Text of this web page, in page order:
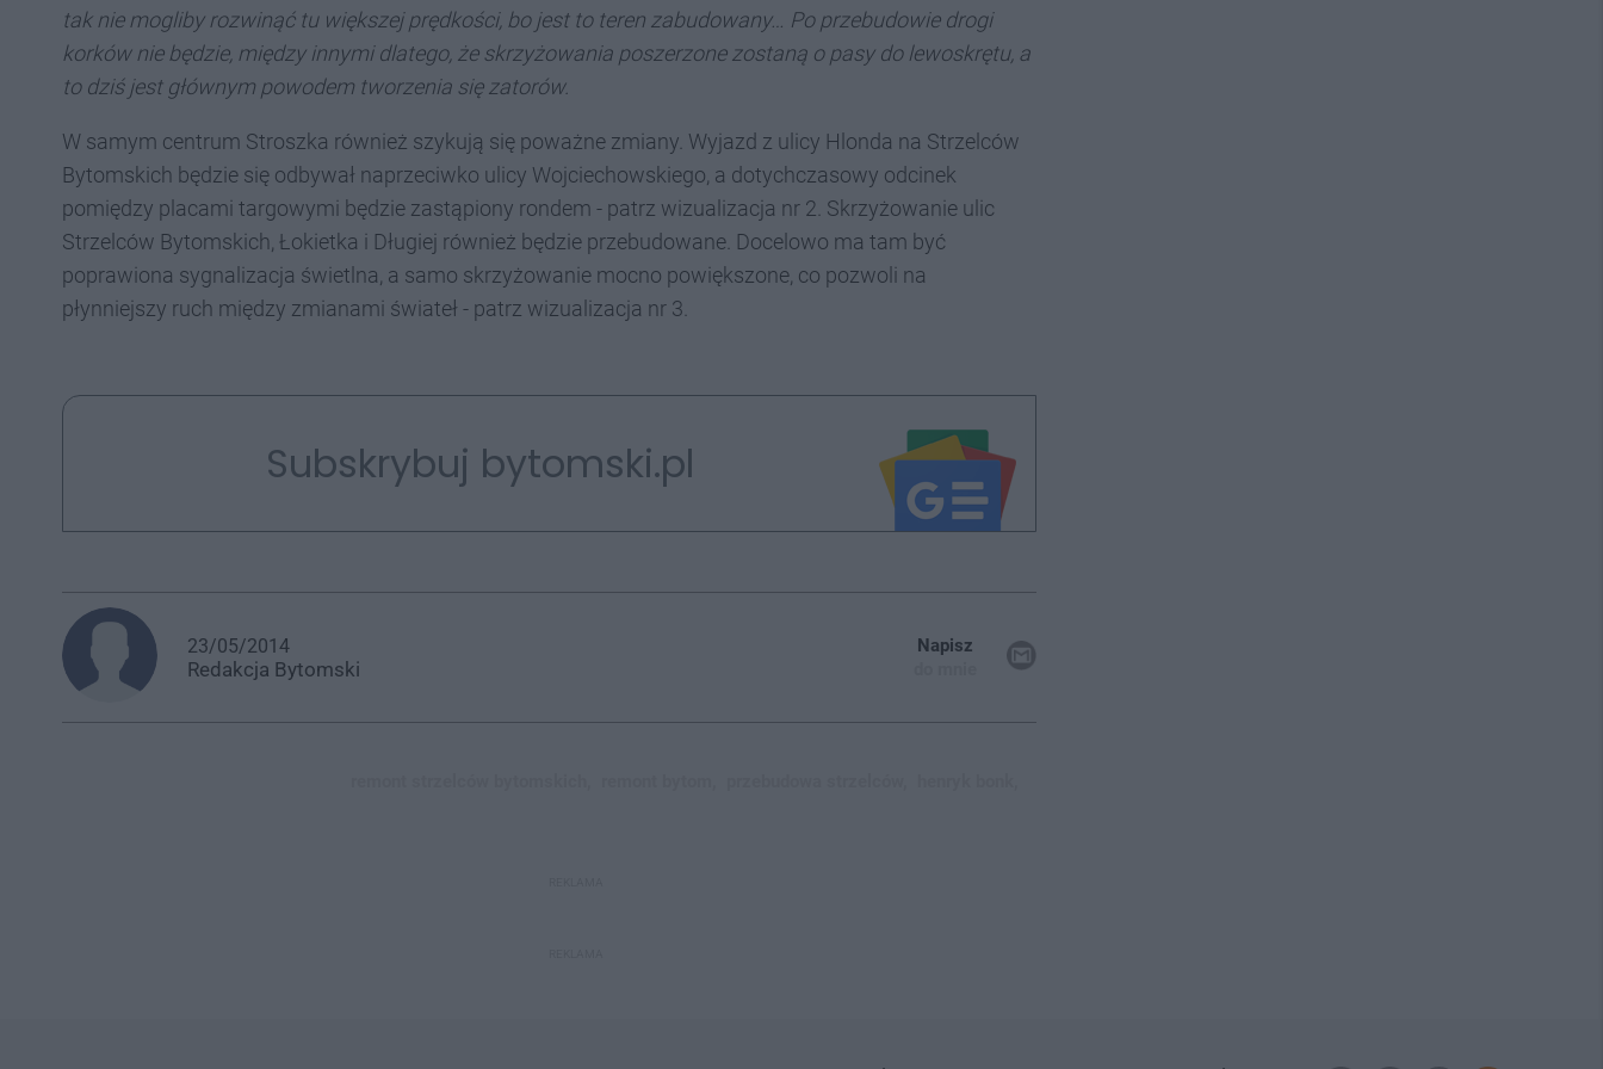
tak nie mogliby rozwinąć tu większej prędkości, bo jest to teren zabudowany… Po przebudowie drogi
korków nie będzie, między innymi dlatego, że skrzyżowania poszerzone zostaną o pasy do lewoskrętu, a
to dziś jest głównym powodem tworzenia się zatorów.
W samym centrum Stroszka również szykują się poważne zmiany. Wyjazd z ulicy Hlonda na Strzelców
Bytomskich będzie się odbywał naprzeciwko ulicy Wojciechowskiego, a dotychczasowy odcinek
pomiędzy placami targowymi będzie zastąpiony rondem - patrz wizualizacja nr 2. Skrzyżowanie ulic
Strzelców Bytomskich, Łokietka i Długiej również będzie przebudowane. Docelowo ma tam być
poprawiona sygnalizacja świetlna, a samo skrzyżowanie mocno powiększone, co pozwoli na
płynniejszy ruch między zmianami świateł - patrz wizualizacja nr 3.
Subskrybuj bytomski.pl
23/05/2014
Redakcja Bytomski
Napisz